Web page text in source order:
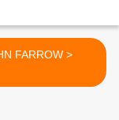
JOHN FARROW >